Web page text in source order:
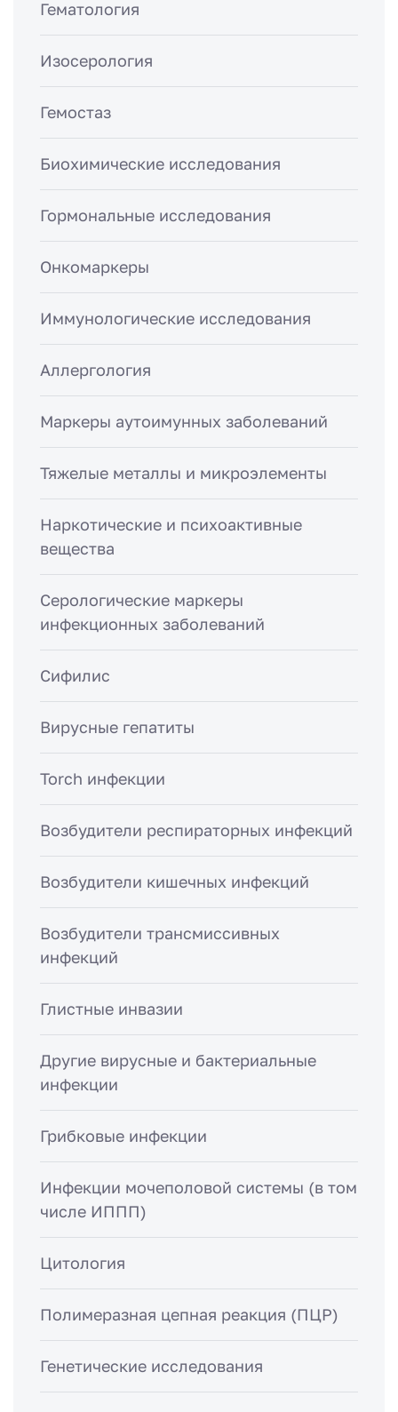
Гематология
Изосерология
Гемостаз
Биохимические исследования
Гормональные исследования
Онкомаркеры
Иммунологические исследования
Аллергология
Маркеры аутоимунных заболеваний
Тяжелые металлы и микроэлементы
Наркотические и психоактивные
вещества
Серологические маркеры
инфекционных заболеваний
Сифилис
Вирусные гепатиты
Torch инфекции
Возбудители респираторных инфекций
Возбудители кишечных инфекций
Возбудители трансмиссивных
инфекций
Глистные инвазии
Другие вирусные и бактериальные
инфекции
Грибковые инфекции
Инфекции мочеполовой системы (в том
числе ИППП)
Цитология
Полимеразная цепная реакция (ПЦР)
Генетические исследования